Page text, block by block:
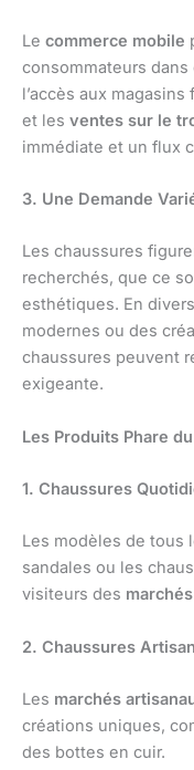
Le commerce mobile
consommateurs
l’accès aux
et les ventes sur le
immédiate et un flux
3. Une Demande
Les chaussures
recherchés, que ce
esthétiques. En
modernes ou des
chaussures peuvent
exigeante.
Les Produits Phare
1. Chaussures
Les modèles de tous
sandales ou les
visiteurs des
2. Chaussures
Les marchés
créations uniques,
des bottes en cuir.